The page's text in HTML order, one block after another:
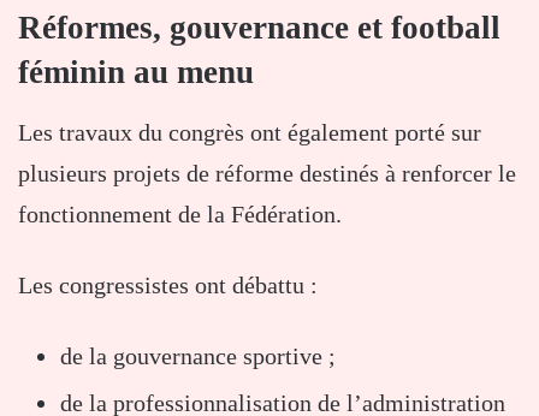
Réformes, gouvernance et football
féminin au menu
Les travaux du congrès ont également porté sur
plusieurs projets de réforme destinés à renforcer le
fonctionnement de la Fédération.
Les congressistes ont débattu :
de la gouvernance sportive ;
de la professionnalisation de l’administration